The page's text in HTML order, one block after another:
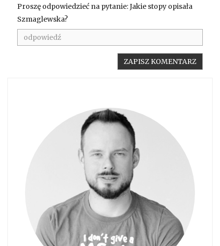
Proszę odpowiedzieć na pytanie: Jakie stopy opisała
Szmaglewska?